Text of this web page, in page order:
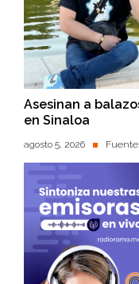
Asesinan a
en Sinaloa
agosto 5, 2026 Fuente: